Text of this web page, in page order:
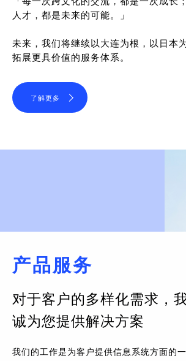
人才，都是未来的可能。」
未来，我们将继续以大连为根，以日本
拓展更具价值的服务体系。
了解更多
产品服务
对于客户的多样化需求，
诚为您提供解决方案
我们的工作是为客户提供信息系统方面的